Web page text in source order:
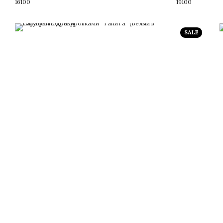
16100
19100
SALE